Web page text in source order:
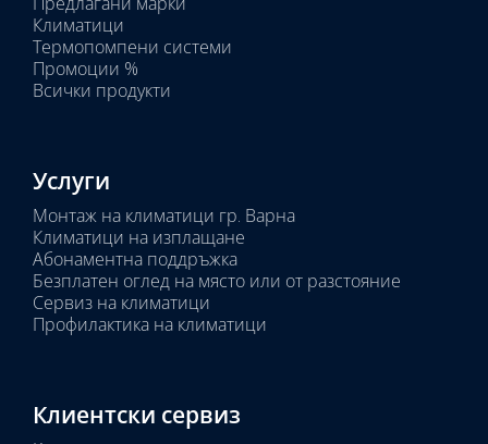
Избрано
тяло:Климатици
Термопомпени системи
Промоции %
Всички продукти
Услуги
Монтаж на климатици гр. Варна
Климатици на изплащане
Абонаментна поддръжка
Безплатен оглед на място или от разстояние
Сервиз на климатици
Профилактика на климатици
Клиентски сервиз